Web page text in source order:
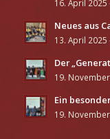
16. April 2025
Neues aus
13. April 2025
Der
19.
Ein
19.